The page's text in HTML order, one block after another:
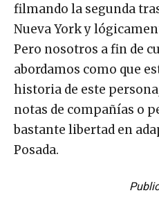
filmando la segunda
Nueva York y
Pero nosotros a fin de
abordamos como que
historia de este
notas de compañías o
bastante libertad en
Posada.